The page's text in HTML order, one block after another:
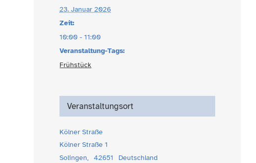
23. Januar 2026
Zeit:
10:00 - 11:00
Veranstaltung-Tags:
Frühstück
Veranstaltungsort
Kölner Straße
Kölner Straße 1
Solingen, 42651
Deutschland